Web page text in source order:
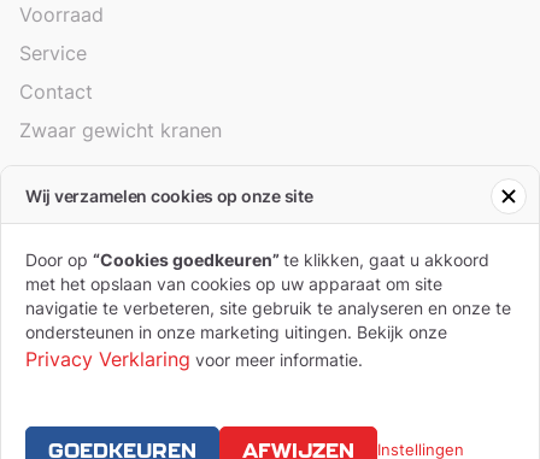
Voorraad
Service
Contact
Zwaar gewicht kranen
ALGEMEEN
Branches
Algemene voorwaarden
Privacy Statement
Cookies
Wij verzamelen cookies op onze site
Door op “Cookies goedkeuren” te klikken, gaat u akkoord
met het opslaan van cookies op uw apparaat om site
navigatie te verbeteren, site gebruik te analyseren en onze te
ondersteunen in onze marketing uitingen. Bekijk onze
Privacy Verklaring voor meer informatie.
GOEDKEUREN AFWIJZEN Instellingen